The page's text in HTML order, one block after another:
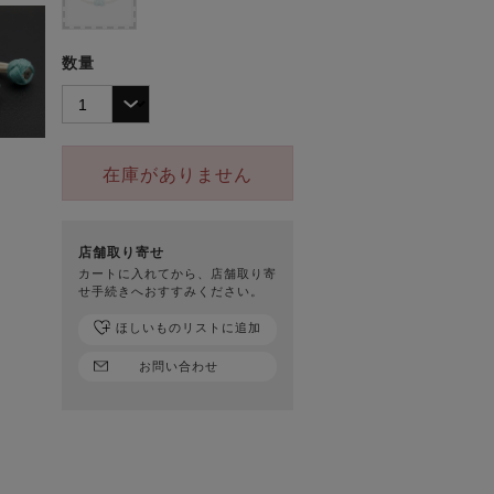
数量
在庫がありません
店舗取り寄せ
カートに入れてから、店舗取り寄
せ手続きへおすすみください。
お問い合わせ
ほしいものリストに追加